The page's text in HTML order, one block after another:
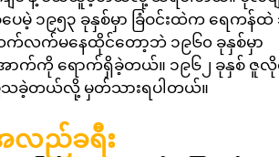
၁၉၅၃ ခုနှစ်မှာ ခြံဝင်းထဲက ရေကန်ထဲ
က်လက်မနေထိုင်တော့ဘဲ ၁၉၆၀ ခုနှစ်မှာ
ောက်ကို ရောက်ရှိခဲ့တယ်။ ၁၉၆၂ ခုနှစ် ဇူ
ြသခဲ့တယ်လို့ မှတ်သားရပါတယ်။
လည်ခရီး